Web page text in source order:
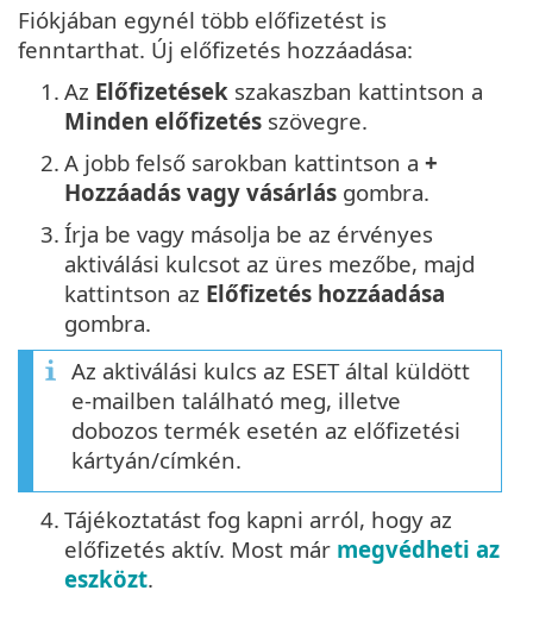
Fiókjában egynél több előfizetést is
fenntarthat. Új előfizetés hozzáadása:
1. Az Előfizetések szakaszban kattintson a
Minden előfizetés szövegre.
2. A jobb felső sarokban kattintson a +
Hozzáadás vagy vásárlás gombra.
3. Írja be vagy másolja be az érvényes
aktiválási kulcsot az üres mezőbe, majd
kattintson az Előfizetés hozzáadása
gombra.
Az aktiválási kulcs az ESET által küldött
e-mailben található meg, illetve
dobozos termék esetén az előfizetési
kártyán/címkén.
4. Tájékoztatást fog kapni arról, hogy az
előfizetés aktív. Most már megvédheti az
eszközt.